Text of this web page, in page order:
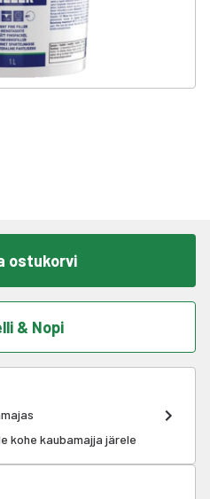
ostukorvi
& Nopi
kohe kaubamajja järele